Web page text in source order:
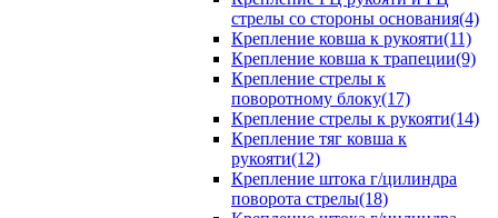
стрелы со стороны основания(4)
Крепление ковша к рукояти(11)
Крепление ковша к трапеции(9)
Крепление стрелы к
поворотному блоку(17)
Крепление стрелы к рукояти(14)
Крепление тяг ковша к
рукояти(12)
Крепление штока г/цилиндра
поворота стрелы(18)